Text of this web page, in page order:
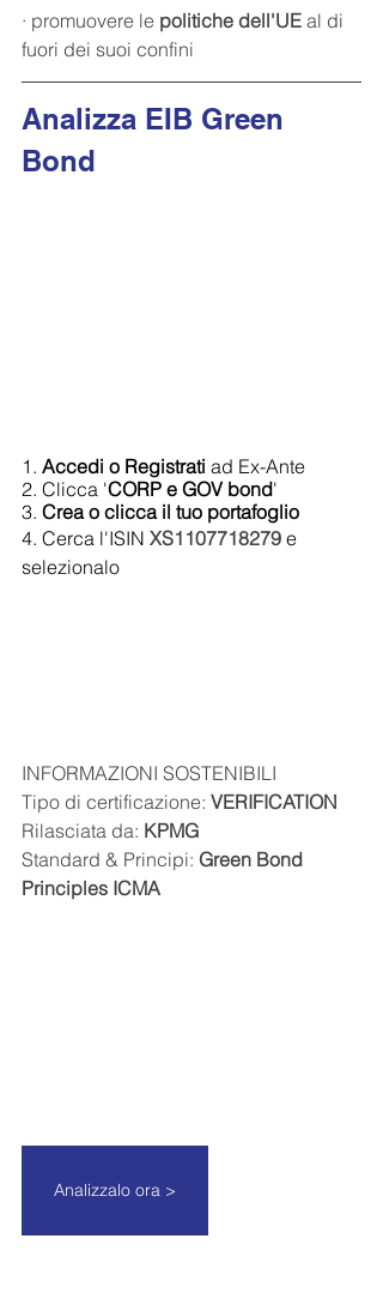
· promuovere le politiche dell'UE al di
fuori dei suoi confini
Analizza EIB Green
Bond
1. Accedi o Registrati ad Ex-Ante
2. Clicca 'CORP e GOV bond'
3. Crea o clicca il tuo portafoglio
4. Cerca l'ISIN XS1107718279 e
selezionalo
INFORMAZIONI SOSTENIBILI
Tipo di certificazione: VERIFICATION
Rilasciata da: KPMG
Standard & Principi: Green Bond
Principles ICMA
Analizzalo ora >